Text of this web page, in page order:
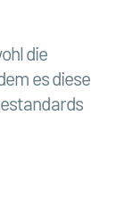
die
es diese